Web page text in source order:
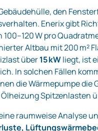
den
Enerix gibt
W pro
Altbau mit 200 m²
über15 kWliegt, ist
In solchen Fällen
die Wärmepumpe die
Spitzenlasten
raumweise Analyse